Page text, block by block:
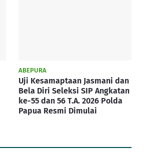
ABEPURA
Uji Kesamaptaan Jasmani dan
Bela Diri Seleksi SIP Angkatan
ke-55 dan 56 T.A. 2026 Polda
Papua Resmi Dimulai